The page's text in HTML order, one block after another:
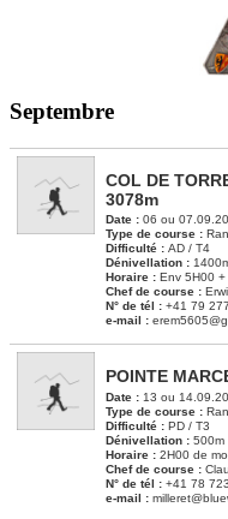
Septembre
COL DE
3078m
Date : 06 ou
Type de course :
Difficulté : AD / T4
Dénivellation :
Horaire : Env 5H00
Chef de course :
N° de tél : +41 79
e-mail :
POINTE
Date : 13 ou
Type de course :
Difficulté : PD / T3
Dénivellation : 500m
Horaire : 2H00 de
Chef de course :
N° de tél : +41 78
e-mail :